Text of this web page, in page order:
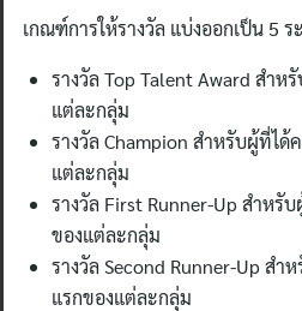
เกณฑ์การให้รางวัล แบ่งออกเป็น 5 ร
รางวัล Top Talent Award สำ
แต่ละกลุ่ม
รางวัล Champion สำหรับผู้ที่ไ
แต่ละกลุ่ม
รางวัล First Runner-Up สำหรั
ของแต่ละกลุ่ม
รางวัล Second Runner-Up ส
แรกของแต่ละกลุ่ม